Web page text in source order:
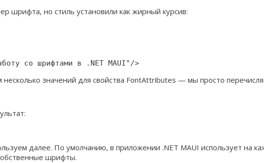
шрифта, но стиль установили как жирный курсив:
со шрифтами в .NET MAUI"/>
несколько значений для свойства FontAttributes — мы просто
далее. По умолчанию, в приложении .NET MAUI использует на
шрифты.